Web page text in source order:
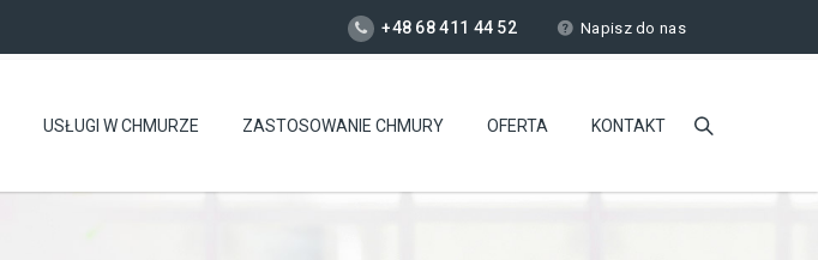
+48 68 411 44 52 Napisz do nas
USŁUGI W CHMURZE ZASTOSOWANIE CHMURY OFERTA KONTAKT